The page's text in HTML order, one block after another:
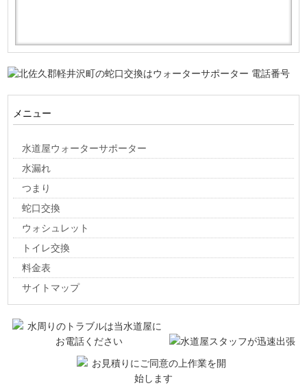
メニュー
水道屋ウォーターサポーター
水漏れ
つまり
蛇口交換
ウォシュレット
トイレ交換
料金表
サイトマップ